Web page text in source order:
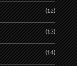
(12)
(13)
(14)